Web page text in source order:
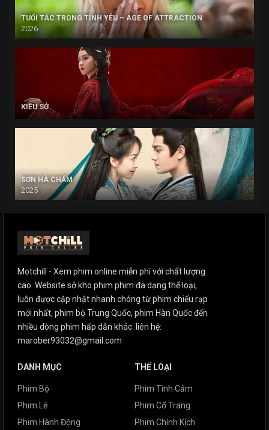
TUỔI TÁC TRONG TÌNH YÊU – AGE OF ATTRACTION
2026
KIỀU SỞ
SƠN HÀ CHẨM
2025
Motchill - Xem phim online miễn phí với chất lượng
cao. Website sở kho phim phim đa dạng thể loại,
luôn được cập nhật nhanh chóng từ phim chiếu rạp
mới nhất, phim bộ Trung Quốc, phim Hàn Quốc đến
nhiều dòng phim hấp dẫn khác. liên hệ:
marober93032@gmail.com
DANH MỤC
Phim Bộ
Phim Lẻ
Phim Hành Động
THỂ LOẠI
Phim Tình Cảm
Phim Cổ Trang
Phim Chính Kịch